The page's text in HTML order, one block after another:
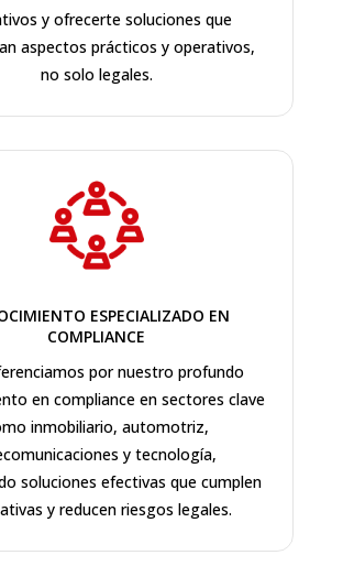
y ofrecerte soluciones que
aspectos prácticos y operativos,
no solo legales.
ESPECIALIZADO EN
COMPLIANCE
por nuestro profundo
en compliance en sectores clave
inmobiliario, automotriz,
y tecnología,
soluciones efectivas que cumplen
y reducen riesgos legales.